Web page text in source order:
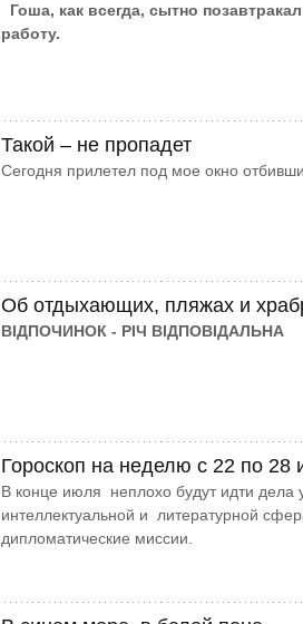
Гоша, как всегда, сытно
работу.
Такой – не пропадет
Сегодня прилетел под мое окно
Об отдыхающих, пляжах и
ВІДПОЧИНОК - РІЧ ВІДПОВІДАЛЬНА
Гороскоп на неделю с 22 по 28
В конце июля неплохо будут идти дела
интеллектуальной и литературной
дипломатические миссии.